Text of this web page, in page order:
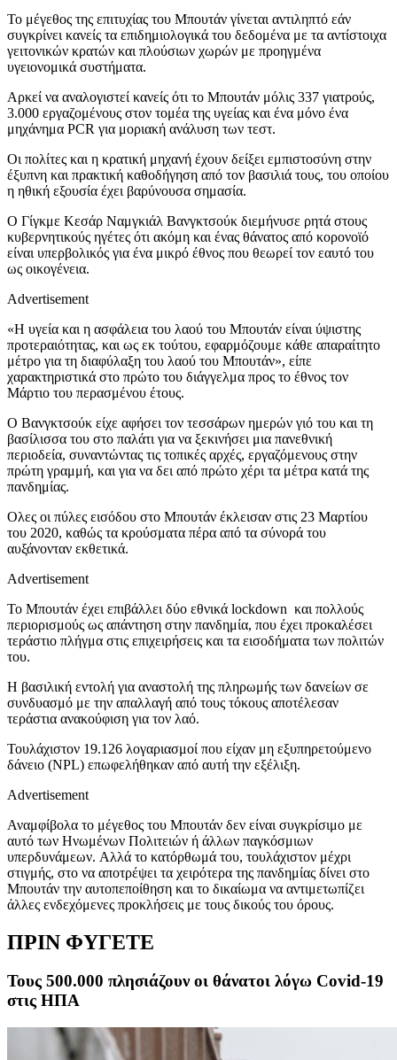
Το μέγεθος της επιτυχίας του Μπουτάν γίνεται αντιληπτό εάν
συγκρίνει κανείς τα επιδημιολογικά του δεδομένα με τα αντίστοιχα
γειτονικών κρατών και πλούσιων χωρών με προηγμένα
υγειονομικά συστήματα.
Αρκεί να αναλογιστεί κανείς ότι το Μπουτάν μόλις 337 γιατρούς,
3.000 εργαζομένους στον τομέα της υγείας και ένα μόνο ένα
μηχάνημα PCR για μοριακή ανάλυση των τεστ.
Οι πολίτες και η κρατική μηχανή έχουν δείξει εμπιστοσύνη στην
έξυπνη και πρακτική καθοδήγηση από τον βασιλιά τους, του οποίου
η ηθική εξουσία έχει βαρύνουσα σημασία.
Ο Γίγκμε Κεσάρ Ναμγκιάλ Βανγκτσούκ διεμήνυσε ρητά στους
κυβερνητικούς ηγέτες ότι ακόμη και ένας θάνατος από κορονοϊό
είναι υπερβολικός για ένα μικρό έθνος που θεωρεί τον εαυτό του
ως οικογένεια.
Advertisement
«Η υγεία και η ασφάλεια του λαού του Μπουτάν είναι ύψιστης
προτεραιότητας, και ως εκ τούτου, εφαρμόζουμε κάθε απαραίτητο
μέτρο για τη διαφύλαξη του λαού του Μπουτάν», είπε
χαρακτηριστικά στο πρώτο του διάγγελμα προς το έθνος τον
Μάρτιο του περασμένου έτους.
Ο Βανγκτσούκ είχε αφήσει τον τεσσάρων ημερών γιό του και τη
βασίλισσα του στο παλάτι για να ξεκινήσει μια πανεθνική
περιοδεία, συναντώντας τις τοπικές αρχές, εργαζόμενους στην
πρώτη γραμμή, και για να δει από πρώτο χέρι τα μέτρα κατά της
πανδημίας.
Ολες οι πύλες εισόδου στο Μπουτάν έκλεισαν στις 23 Μαρτίου
του 2020, καθώς τα κρούσματα πέρα από τα σύνορά του
αυξάνονταν εκθετικά.
Advertisement
Το Μπουτάν έχει επιβάλλει δύο εθνικά lockdown και πολλούς
περιορισμούς ως απάντηση στην πανδημία, που έχει προκαλέσει
τεράστιο πλήγμα στις επιχειρήσεις και τα εισοδήματα των πολιτών
του.
Η βασιλική εντολή για αναστολή της πληρωμής των δανείων σε
συνδυασμό με την απαλλαγή από τους τόκους αποτέλεσαν
τεράστια ανακούφιση για τον λαό.
Τουλάχιστον 19.126 λογαριασμοί που είχαν μη εξυπηρετούμενο
δάνειο (NPL) επωφελήθηκαν από αυτή την εξέλιξη.
Advertisement
Αναμφίβολα το μέγεθος του Μπουτάν δεν είναι συγκρίσιμο με
αυτό των Ηνωμένων Πολιτειών ή άλλων παγκόσμιων
υπερδυνάμεων. Αλλά το κατόρθωμά του, τουλάχιστον μέχρι
στιγμής, στο να αποτρέψει τα χειρότερα της πανδημίας δίνει στο
Μπουτάν την αυτοπεποίθηση και το δικαίωμα να αντιμετωπίζει
άλλες ενδεχόμενες προκλήσεις με τους δικούς του όρους.
ΠΡΙΝ ΦΥΓΕΤΕ
Τους 500.000 πλησιάζουν οι θάνατοι λόγω Covid-19
στις ΗΠΑ